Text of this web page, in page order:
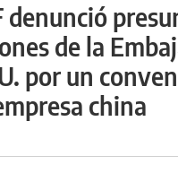
denunció
de la
por un
china